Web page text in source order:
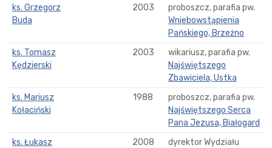
ks. Grzegorz
Buda
2003
proboszcz, parafia pw.
Wniebowstąpienia
Pańskiego, Brzeżno
ks. Tomasz
Kędzierski
2003
wikariusz, parafia pw.
Najświętszego
Zbawiciela, Ustka
ks. Mariusz
Kołaciński
1988
proboszcz, parafia pw.
Najświętszego Serca
Pana Jezusa, Białogard
ks. Łukasz
2008
dyrektor Wydziału